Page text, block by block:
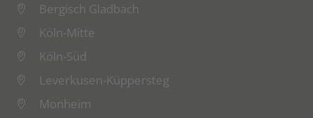
Bergisch Gladbach
Köln-Mitte
Köln-Süd
Leverkusen-Küppersteg
Monheim